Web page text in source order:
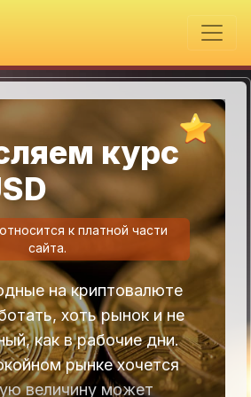
курс
к платной части
сайта.
на криптовалюте
хоть рынок и не
как в рабочие дни.
рынке хочется
величину может